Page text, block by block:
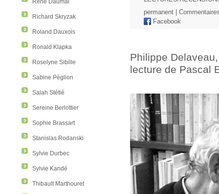
René Daumal
Richard Skryzak
Roland Dauxois
Ronald Klapka
Roselyne Sibille
Sabine Péglion
Salah Stétié
Sereine Berlottier
Sophie Brassart
Stanislas Rodanski
Sylvie Durbec
Sylvie Kandé
Thibault Marthouret
permanent
Facebook
Philippe
lecture de Pascal